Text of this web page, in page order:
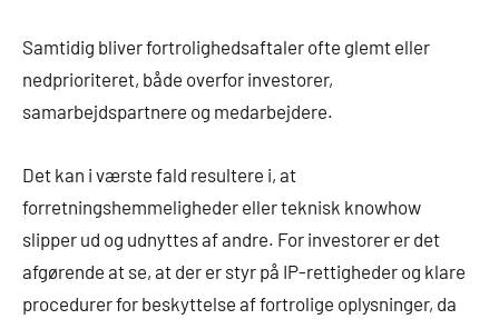
Samtidig bliver fortrolighedsaftaler ofte glemt eller
nedprioriteret, både overfor investorer,
samarbejdspartnere og medarbejdere.
Det kan i værste fald resultere i, at
forretningshemmeligheder eller teknisk knowhow
slipper ud og udnyttes af andre. For investorer er det
afgørende at se, at der er styr på IP-rettigheder og klare
procedurer for beskyttelse af fortrolige oplysninger, da